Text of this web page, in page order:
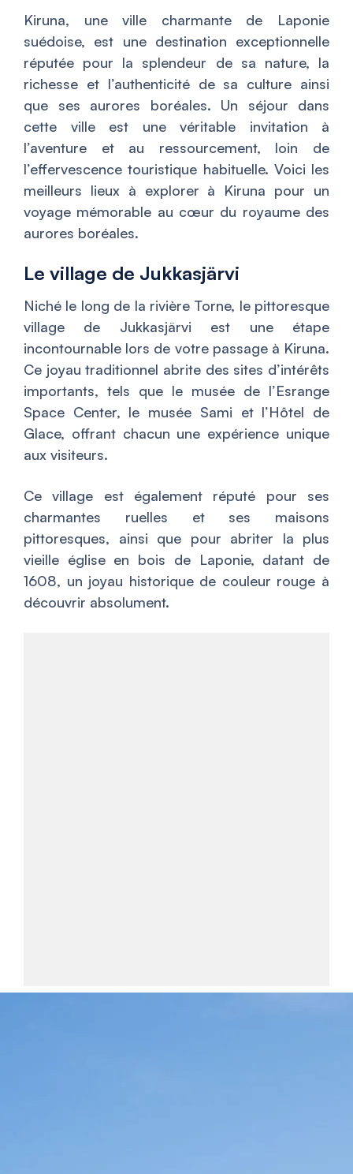
Kiruna, une ville charmante de Laponie
suédoise, est une destination exceptionnelle
réputée pour la splendeur de sa nature, la
richesse et l’authenticité de sa culture ainsi
que ses aurores boréales. Un séjour dans
cette ville est une véritable invitation à
l’aventure et au ressourcement, loin de
l’effervescence touristique habituelle. Voici les
meilleurs lieux à explorer à Kiruna pour un
voyage mémorable au cœur du royaume des
aurores boréales.
Le village de Jukkasjärvi
Niché le long de la rivière Torne, le pittoresque
village de Jukkasjärvi est une étape
incontournable lors de votre passage à Kiruna.
Ce joyau traditionnel abrite des sites d’intérêts
importants, tels que le musée de l’Esrange
Space Center, le musée Sami et l’Hôtel de
Glace, offrant chacun une expérience unique
aux visiteurs.
Ce village est également réputé pour ses
charmantes ruelles et ses maisons
pittoresques, ainsi que pour abriter la plus
vieille église en bois de Laponie, datant de
1608, un joyau historique de couleur rouge à
découvrir absolument.